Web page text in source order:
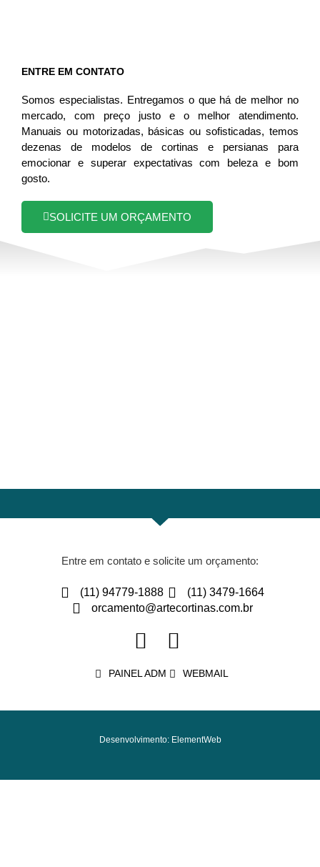
ENTRE EM CONTATO
Somos especialistas. Entregamos o que há de melhor no
mercado, com preço justo e o melhor atendimento.
Manuais ou motorizadas, básicas ou sofisticadas, temos
dezenas de modelos de cortinas e persianas para
emocionar e superar expectativas com beleza e bom
gosto.
SOLICITE UM ORÇAMENTO
Entre em contato e solicite um orçamento:
(11) 94779-1888
(11) 3479-1664
orcamento@artecortinas.com.br
PAINEL ADM WEBMAIL
Desenvolvimento: ElementWeb